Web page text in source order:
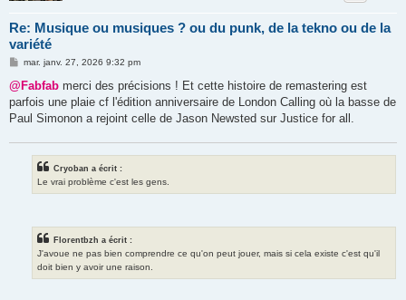
Re: Musique ou musiques ? ou du punk, de la tekno ou de la
variété
M
s
a
g
mar. janv. 27, 2026 9:32 pm
@Fabfab merci des précisions ! Et cette histoire de remastering est
parfois une plaie cf l'édition anniversaire de London Calling où la basse de
Paul Simonon a rejoint celle de Jason Newsted sur Justice for all.
Cryoban a écrit :
Le vrai problème c'est les gens.
Florentbzh a écrit :
J'avoue ne pas bien comprendre ce qu'on peut jouer, mais si cela existe c'est qu'il
doit bien y avoir une raison.